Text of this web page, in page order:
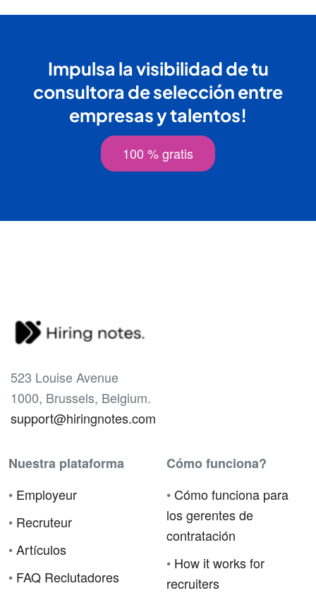
Impulsa la visibilidad de tu
consultora de selección entre
empresas y talentos!
100 % gratis
523 Louise Avenue
1000, Brussels, Belgium.
support@hiringnotes.com
Nuestra plataforma
• Employeur
• Recruteur
•Artículos
• FAQ Reclutadores
Cómo funciona?
• Cómo funciona para
los gerentes de
contratación
• How it works for
recruiters